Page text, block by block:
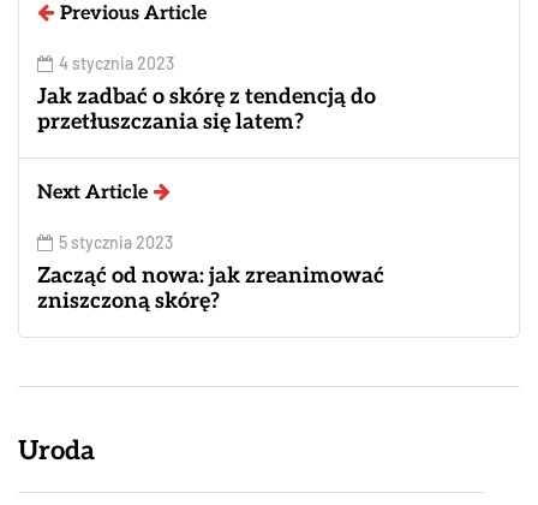
Previous Article
4 stycznia 2023
Jak zadbać o skórę z tendencją do
przetłuszczania się latem?
Next Article
5 stycznia 2023
Zacząć od nowa: jak zreanimować
zniszczoną skórę?
Uroda